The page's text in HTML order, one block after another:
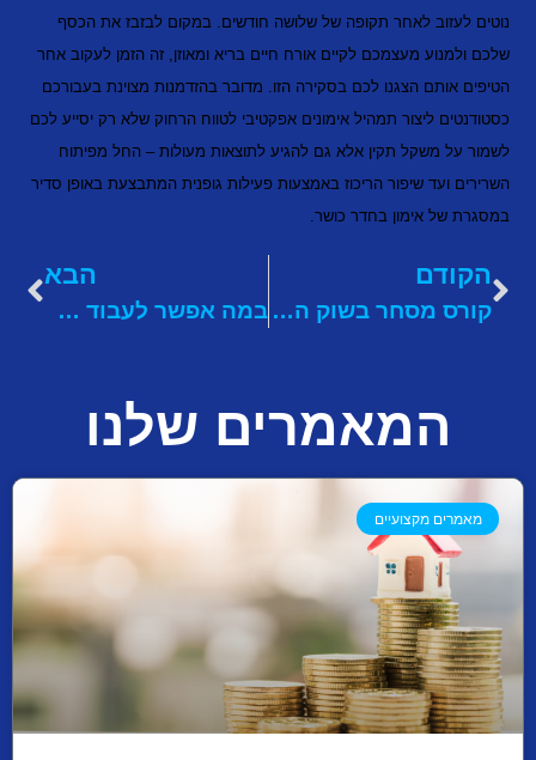
נוטים לעזוב לאחר תקופה של שלושה חודשים. במקום לבזבז את הכסף
שלכם ולמנוע מעצמכם לקיים אורח חיים בריא ומאוזן, זה הזמן לעקוב אחר
הטיפים אותם הצגנו לכם בסקירה הזו. מדובר בהזדמנות מצוינת בעבורכם
כסטודנטים ליצור תמהיל אימונים אפקטיבי לטווח הרחוק שלא רק יסייע לכם
לשמור על משקל תקין אלא גם להגיע לתוצאות מעולות – החל מפיתוח
השרירים ועד שיפור הריכוז באמצעות פעילות גופנית המתבצעת באופן סדיר
במסגרת של אימון בחדר כושר.
הקודם
קורס מסחר בשוק ההון: מהיום סוחרים חכם – ומרוויחים!
הבא
במה אפשר לעבוד בהייטק? 5 תחומים שכדאי להכיר
המאמרים שלנו
מאמרים מקצועיים